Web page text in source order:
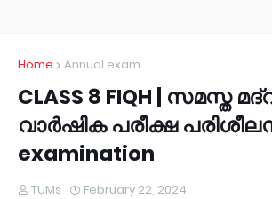
Home Annual exam
CLASS 8 FIQH | സമസ്ത
വാർഷിക പരീക്ഷ
examination
TUMs February 22, 2024